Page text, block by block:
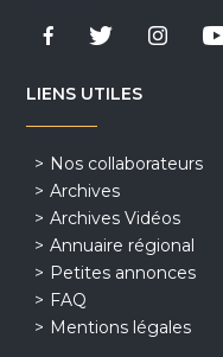
LIENS UTILES
Nos collaborateurs
Archives
Archives Vidéos
Annuaire régional
Petites annonces
FAQ
Mentions légales